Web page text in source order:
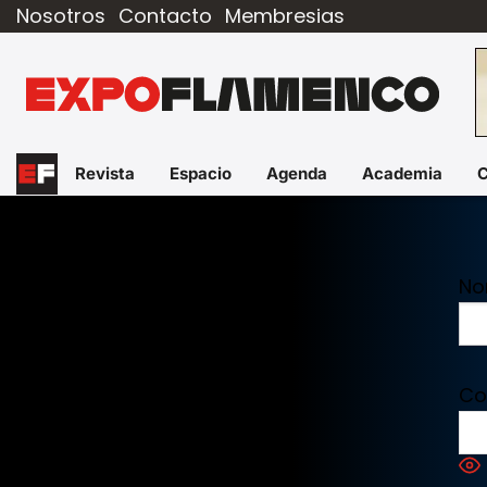
Nosotros Contacto Membresias
Revista Espacio Agenda Academia